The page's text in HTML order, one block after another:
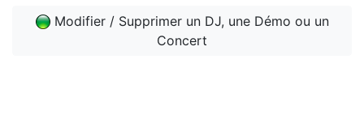
Modifier / Supprimer un DJ, une Démo ou un
Concert